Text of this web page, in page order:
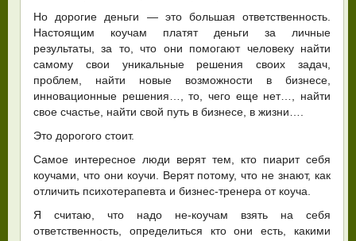
Но дорогие деньги — это большая ответственность.
Настоящим коучам платят деньги за личные
результаты, за то, что они помогают человеку найти
самому свои уникальные решения своих задач,
проблем, найти новые возможности в бизнесе,
инновационные решения…, то, чего еще нет…, найти
свое счастье, найти свой путь в бизнесе, в жизни….
Это дорогого стоит.
Самое интересное люди верят тем, кто пиарит себя
коучами, что они коучи. Верят потому, что не знают, как
отличить психотерапевта и бизнес-тренера от коуча.
Я считаю, что надо не-коучам взять на себя
ответственность, определиться кто они есть, какими